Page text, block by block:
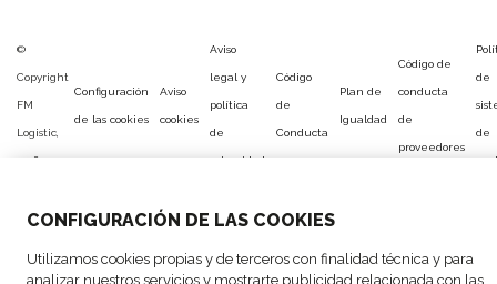
CONFIGURACIÓN DE LAS COOKIES
Utilizamos cookies propias y de terceros con finalidad técnica y para
analizar nuestros servicios y mostrarte publicidad relacionada con las
©
Copyright
FM
Logistic,
2026
Configuración
de las cookies
Aviso
cookies
Aviso
legal y
política
de
privacidad
Código
de
Conducta
Plan de
Igualdad
Código de
conducta
de
proveedores
de
de